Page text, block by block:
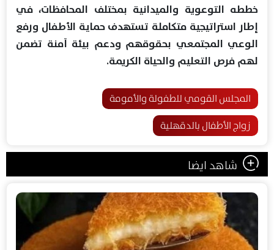
خططه التوعوية والميدانية بمختلف المحافظات، في
إطار استراتيجية متكاملة تستهدف حماية الأطفال ورفع
الوعي المجتمعي بحقوقهم ودعم بيئة آمنة تضمن
لهم فرص التعليم والحياة الكريمة.
المجلس القومي للطفولة والأمومة
زواج الأطفال بالدقهلية
شاهد ايضا